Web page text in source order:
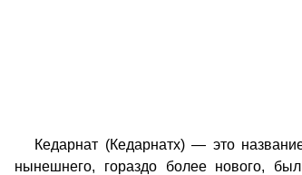
Кедарнат (Кедарнатх) — это
нынешнего, гораздо более нового,